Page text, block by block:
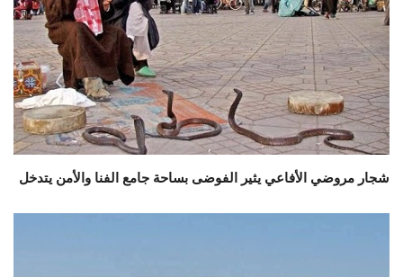
شجار مروضي الأفاعي يثير الفوضى بساحة جامع الفنا والأمن يتدخل